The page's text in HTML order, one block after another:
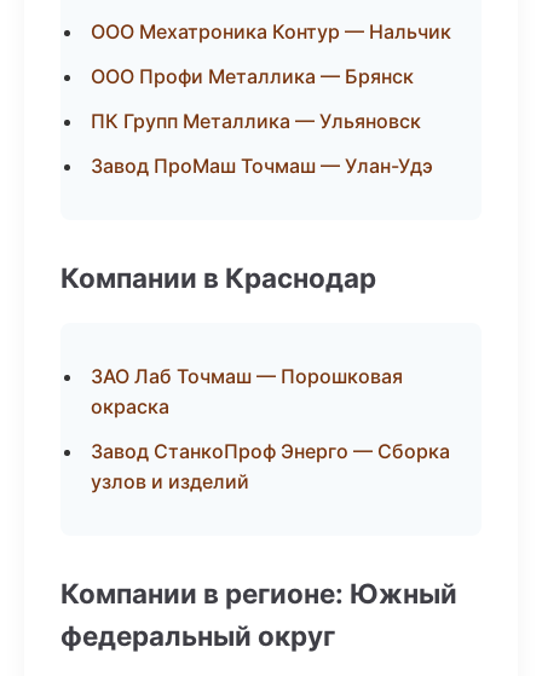
ООО Мехатроника Контур — Нальчик
ООО Профи Металлика — Брянск
ПК Групп Металлика — Ульяновск
Завод ПроМаш Точмаш — Улан-Удэ
Компании в Краснодар
ЗАО Лаб Точмаш — Порошковая
окраска
Завод СтанкоПроф Энерго — Сборка
узлов и изделий
Компании в регионе: Южный
федеральный округ